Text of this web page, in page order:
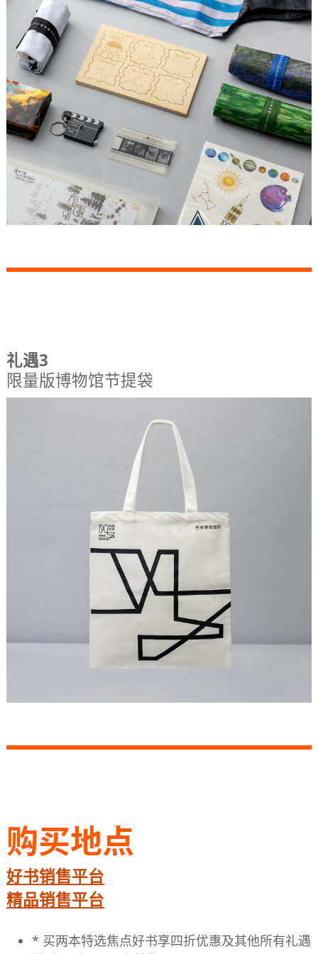
礼遇3
限量版博物馆节提袋
购买地点
好书销售平台
精品销售平台
* 买两本特选焦点好书享四折优惠及其他所有礼遇